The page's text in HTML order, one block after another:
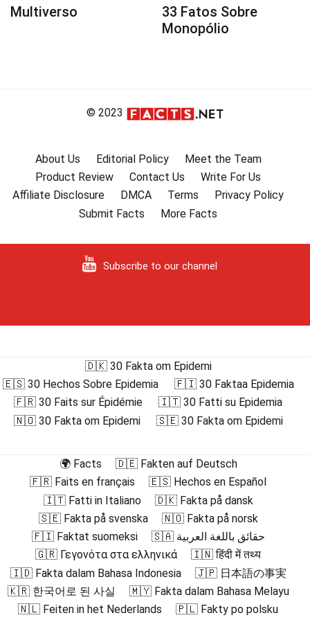
Multiverso
33 Fatos Sobre
Monopólio
© 2023
About Us Editorial Policy
Meet the Team
Product Review
Contact Us
Write For Us
Affiliate Disclosure
DMCA Terms
Privacy Policy
Submit Facts
More Facts
Subscribe to our channel
🇩🇰 30 Fakta om Epidemi
🇪🇸 30 Hechos Sobre Epidemia
🇫🇮 30 Faktaa Epidemia
🇫🇷 30 Faits sur Épidémie
🇮🇹 30 Fatti su Epidemia
🇳🇴 30 Fakta om Epidemi
🇸🇪 30 Fakta om Epidemi
🌍 Facts
🇩🇪 Fakten auf Deutsch
🇫🇷 Faits en français
🇪🇸 Hechos en Español
🇮🇹 Fatti in Italiano
🇩🇰 Fakta på dansk
🇸🇪 Fakta på svenska
🇳🇴 Fakta på norsk
🇫🇮 Faktat suomeksi
🇸🇦 حقائق باللغة العربية
🇬🇷 Γεγονότα στα ελληνικά
🇮🇳 हिंदी में तथ्य
🇮🇩 Fakta dalam Bahasa Indonesia
🇯🇵 日本語の事実
🇰🇷 한국어로 된 사실
🇲🇾 Fakta dalam Bahasa Melayu
🇳🇱 Feiten in het Nederlands
🇵🇱 Fakty po polsku